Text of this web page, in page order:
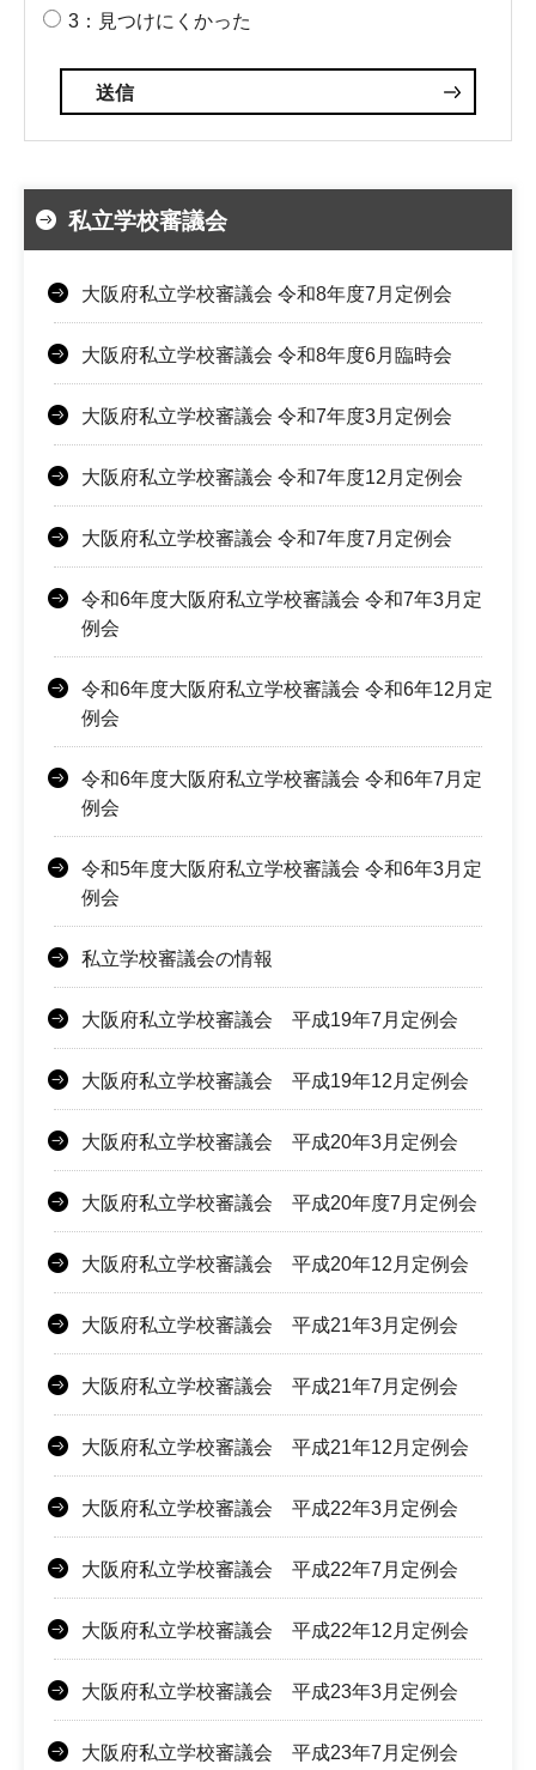
3：見つけにくかった
私立学校審議会
大阪府私立学校審議会 令和8年度7月定例会
大阪府私立学校審議会 令和8年度6月臨時会
大阪府私立学校審議会 令和7年度3月定例会
大阪府私立学校審議会 令和7年度12月定例会
大阪府私立学校審議会 令和7年度7月定例会
令和6年度大阪府私立学校審議会 令和7年3月定
例会
令和6年度大阪府私立学校審議会 令和6年12月定
例会
令和6年度大阪府私立学校審議会 令和6年7月定
例会
令和5年度大阪府私立学校審議会 令和6年3月定
例会
私立学校審議会の情報
大阪府私立学校審議会 平成19年7月定例会
大阪府私立学校審議会 平成19年12月定例会
大阪府私立学校審議会 平成20年3月定例会
大阪府私立学校審議会 平成20年度7月定例会
大阪府私立学校審議会 平成20年12月定例会
大阪府私立学校審議会 平成21年3月定例会
大阪府私立学校審議会 平成21年7月定例会
大阪府私立学校審議会 平成21年12月定例会
大阪府私立学校審議会 平成22年3月定例会
大阪府私立学校審議会 平成22年7月定例会
大阪府私立学校審議会 平成22年12月定例会
大阪府私立学校審議会 平成23年3月定例会
大阪府私立学校審議会 平成23年7月定例会